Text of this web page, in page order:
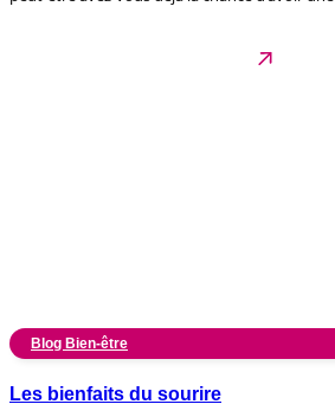
Blog Bien-être
Les bienfaits du sourire